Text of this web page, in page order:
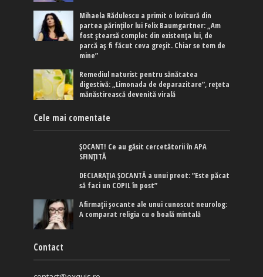
Mihaela Rădulescu a primit o lovitură din
partea părinților lui Felix Baumgartner: „Am
fost ștearsă complet din existența lui, de
parcă aș fi făcut ceva greșit. Chiar se tem de
mine”
Remediul naturist pentru sănătatea
digestivă: „Limonada de deparazitare”, rețeta
mănăstirească devenită virală
Cele mai comentate
ȘOCANT! Ce au găsit cercetătorii în APA
SFINȚITĂ
DECLARAȚIA ȘOCANTĂ a unui preot: ”Este păcat
să faci un COPIL în post”
Afirmaţii şocante ale unui cunoscut neurolog:
A comparat religia cu o boală mintală
Contact